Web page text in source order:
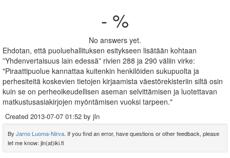
- %
No answers yet.
Ehdotan, että puoluehallituksen esitykseen lisätään kohtaan
”Yhdenvertaisuus lain edessä” rivien 288 ja 290 väliin virke:
"Piraattipuolue kannattaa kuitenkin henkilöiden sukupuolta ja
perhesiteitä koskevien tietojen kirjaamista väestörekisteriin siltä osin
kuin se on perheoikeudellisen aseman selvittämisen ja luotettavan
matkustusasiakirjojen myöntämisen vuoksi tarpeen."
Created 2013-07-07 01:52 by jln
By Jarno Luoma-Nirva. If you find an error, have questions or other feedback, please
let me know: jln(at)iki.fi